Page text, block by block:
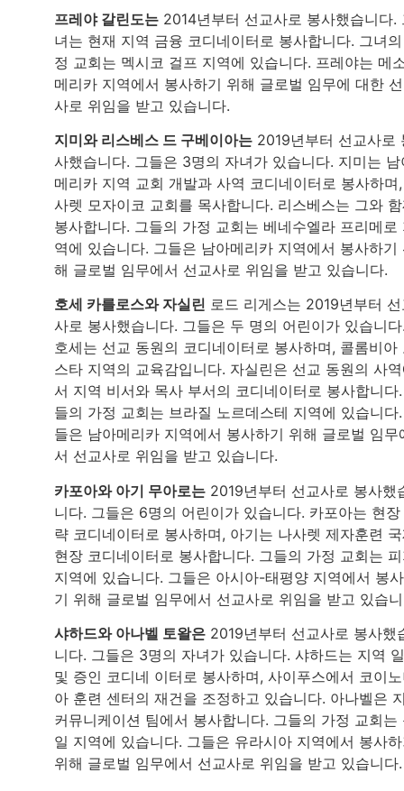
프레야 갈린도는 2014년부터 선교사로 봉사했습니다.
녀는 현재 지역 금융 코디네이터로 봉사합니다. 그녀
정 교회는 멕시코 걸프 지역에 있습니다. 프레야는 메
메리카 지역에서 봉사하기 위해 글로벌 임무에 대한
사로 위임을 받고 있습니다.
지미와 리스베스 드 구베이아는 2019년부터 선교사로
사했습니다. 그들은 3명의 자녀가 있습니다. 지미는 남
메리카 지역 교회 개발과 사역 코디네이터로 봉사하며
사렛 모자이코 교회를 목사합니다. 리스베스는 그와
봉사합니다. 그들의 가정 교회는 베네수엘라 프리메로
역에 있습니다. 그들은 남아메리카 지역에서 봉사하기
해 글로벌 임무에서 선교사로 위임을 받고 있습니다.
호세 카를로스와 자실린 로드 리게스는 2019년부터
사로 봉사했습니다. 그들은 두 명의 어린이가 있습니
호세는 선교 동원의 코디네이터로 봉사하며, 콜롬비아
스타 지역의 교육감입니다. 자실린은 선교 동원의 사
서 지역 비서와 목사 부서의 코디네이터로 봉사합니다
들의 가정 교회는 브라질 노르데스테 지역에 있습니다
들은 남아메리카 지역에서 봉사하기 위해 글로벌 임무
서 선교사로 위임을 받고 있습니다.
카포아와 아기 무아로는 2019년부터 선교사로 봉사했
니다. 그들은 6명의 어린이가 있습니다. 카포아는 현장
략 코디네이터로 봉사하며, 아기는 나사렛 제자훈련
현장 코디네이터로 봉사합니다. 그들의 가정 교회는
지역에 있습니다. 그들은 아시아-태평양 지역에서 봉
기 위해 글로벌 임무에서 선교사로 위임을 받고 있습
샤하드와 아나벨 토왈은 2019년부터 선교사로 봉사했
니다. 그들은 3명의 자녀가 있습니다. 샤하드는 지역 일
및 증인 코디네 이터로 봉사하며, 사이푸스에서 코이
아 훈련 센터의 재건을 조정하고 있습니다. 아나벨은
커뮤니케이션 팀에서 봉사합니다. 그들의 가정 교회는
일 지역에 있습니다. 그들은 유라시아 지역에서 봉사
위해 글로벌 임무에서 선교사로 위임을 받고 있습니다.